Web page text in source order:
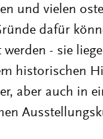
und vielen
dafür
- sie
historischen
aber auch in